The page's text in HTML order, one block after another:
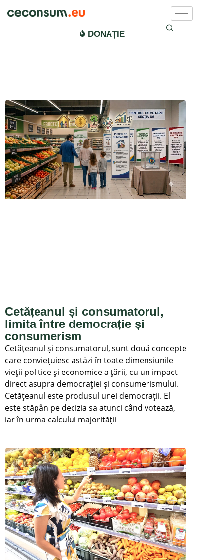
EDITO
DONAȚIE
Cetățeanul și consumatorul,
limita între democrație și
consumerism
Cetățeanul și consumatorul, sunt două concepte
care conviețuiesc astăzi în toate dimensiunile
vieții politice și economice a țării, cu un impact
direct asupra democrației și consumerismului.
Cetățeanul este produsul unei democrații. El
este stăpân pe decizia sa atunci când votează,
iar în urma calcului majorității